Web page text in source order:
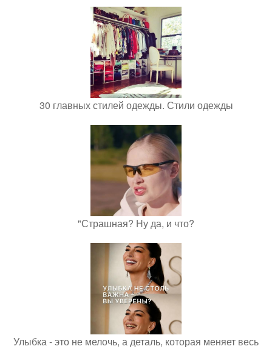
30 главных стилей одежды. Стили одежды
"Страшная? Ну да, и что?
Улыбка - это не мелочь, а деталь, которая меняет весь